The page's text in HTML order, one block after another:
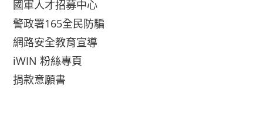
國軍人才招募中心
警政署165全民防騙
網路安全教育宣導
iWIN 粉絲專頁
捐款意願書